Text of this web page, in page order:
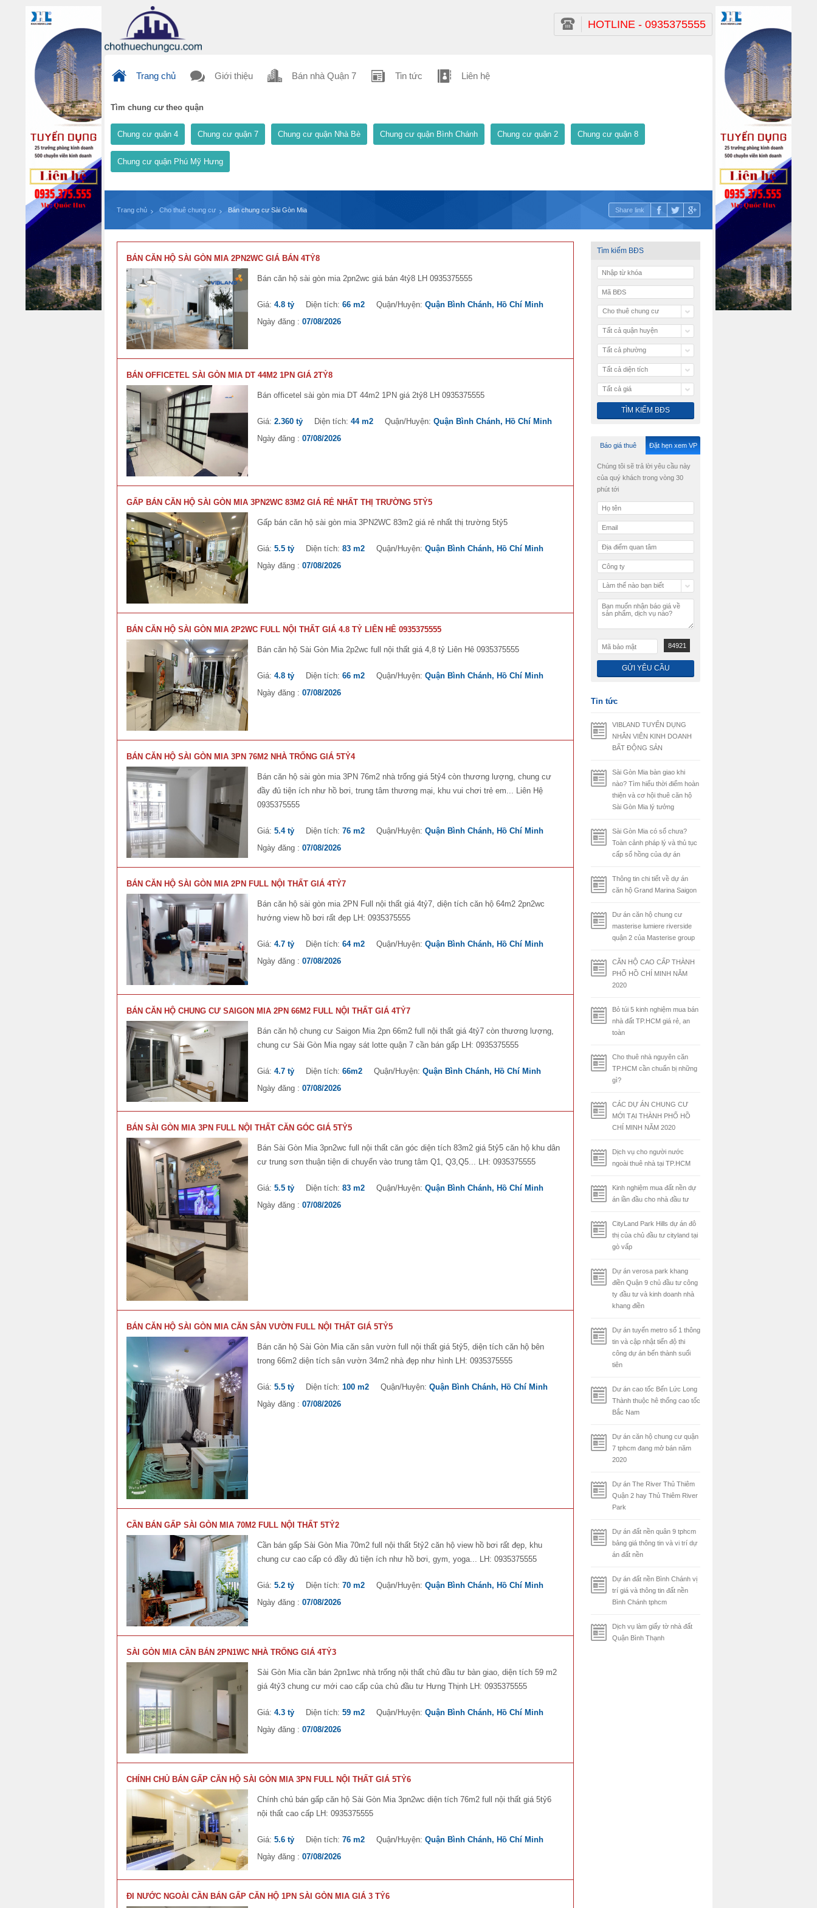
HOTLINE - 0935375555
Trang chủ Giới thiệu Bán nhà Quận 7 Tin tức Liên hệ
Tìm chung cư theo quận
Chung cư quận 4 Chung cư quận 7 Chung cư quận Nhà Bè Chung cư quận Bình Chánh Chung cư quận 2 Chung cư quận 8
Chung cư quận Phú Mỹ Hưng
Trang chủ Cho thuê chung cư Bán chung cư Sài Gòn Mia Share link
BÁN CĂN HỘ SÀI GÒN MIA 2PN2WC GIÁ BÁN 4TỶ8
Bán căn hộ sài gòn mia 2pn2wc giá bán 4tỷ8 LH 0935375555
Giá: 4.8 tỷ Diện tích: 66 m2 Quận/Huyện: Quận Bình Chánh, Hồ Chí Minh
Ngày đăng : 07/08/2026
BÁN OFFICETEL SÀI GÒN MIA DT 44M2 1PN GIÁ 2TỶ8
Bán officetel sài gòn mia DT 44m2 1PN giá 2tỷ8 LH 0935375555
Giá: 2.360 tỷ Diện tích: 44 m2 Quận/Huyện: Quận Bình Chánh, Hồ Chí Minh
Ngày đăng : 07/08/2026
GẤP BÁN CĂN HỘ SÀI GÒN MIA 3PN2WC 83M2 GIÁ RẺ NHẤT THỊ TRƯỜNG 5TỶ5
Gấp bán căn hộ sài gòn mia 3PN2WC 83m2 giá rẻ nhất thị trường 5tỷ5
Giá: 5.5 tỷ Diện tích: 83 m2 Quận/Huyện: Quận Bình Chánh, Hồ Chí Minh
Ngày đăng : 07/08/2026
BÁN CĂN HỘ SÀI GÒN MIA 2P2WC FULL NỘI THẤT GIÁ 4.8 TỶ LIÊN HÊ 0935375555
Bán căn hộ Sài Gòn Mia 2p2wc full nội thất giá 4,8 tỷ Liên Hê 0935375555
Giá: 4.8 tỷ Diện tích: 66 m2 Quận/Huyện: Quận Bình Chánh, Hồ Chí Minh
Ngày đăng : 07/08/2026
BÁN CĂN HỘ SÀI GÒN MIA 3PN 76M2 NHÀ TRỐNG GIÁ 5TỶ4
Bán căn hộ sài gòn mia 3PN 76m2 nhà trống giá 5tỷ4 còn thương lượng, chung cư
đầy đủ tiện ích như hồ bơi, trung tâm thương mại, khu vui chơi trẻ em... Liên Hệ
0935375555
Giá: 5.4 tỷ Diện tích: 76 m2 Quận/Huyện: Quận Bình Chánh, Hồ Chí Minh
Ngày đăng : 07/08/2026
BÁN CĂN HỘ SÀI GÒN MIA 2PN FULL NỘI THẤT GIÁ 4TỶ7
Bán căn hộ sài gòn mia 2PN Full nội thất giá 4tỷ7, diện tích căn hộ 64m2 2pn2wc
hướng view hồ bơi rất đẹp LH: 0935375555
Giá: 4.7 tỷ Diện tích: 64 m2 Quận/Huyện: Quận Bình Chánh, Hồ Chí Minh
Ngày đăng : 07/08/2026
BÁN CĂN HỘ CHUNG CƯ SAIGON MIA 2PN 66M2 FULL NỘI THẤT GIÁ 4TỶ7
Bán căn hộ chung cư Saigon Mia 2pn 66m2 full nội thất giá 4tỷ7 còn thương lượng,
chung cư Sài Gòn Mia ngay sát lotte quận 7 cần bán gấp LH: 0935375555
Giá: 4.7 tỷ Diện tích: 66m2 Quận/Huyện: Quận Bình Chánh, Hồ Chí Minh
Ngày đăng : 07/08/2026
BÁN SÀI GÒN MIA 3PN FULL NỘI THẤT CĂN GÓC GIÁ 5TỶ5
Bán Sài Gòn Mia 3pn2wc full nội thất căn góc diện tích 83m2 giá 5tỷ5 căn hộ khu dân
cư trung sơn thuận tiện di chuyển vào trung tâm Q1, Q3,Q5... LH: 0935375555
Giá: 5.5 tỷ Diện tích: 83 m2 Quận/Huyện: Quận Bình Chánh, Hồ Chí Minh
Ngày đăng : 07/08/2026
BÁN CĂN HỘ SÀI GÒN MIA CĂN SÂN VƯỜN FULL NỘI THẤT GIÁ 5TỶ5
Bán căn hộ Sài Gòn Mia căn sân vườn full nội thất giá 5tỷ5, diện tích căn hộ bên
trong 66m2 diện tích sân vườn 34m2 nhà đẹp như hình LH: 0935375555
Giá: 5.5 tỷ Diện tích: 100 m2 Quận/Huyện: Quận Bình Chánh, Hồ Chí Minh
Ngày đăng : 07/08/2026
CẦN BÁN GẤP SÀI GÒN MIA 70M2 FULL NỘI THẤT 5TỶ2
Cần bán gấp Sài Gòn Mia 70m2 full nội thất 5tỷ2 căn hộ view hồ bơi rất đẹp, khu
chung cư cao cấp có đầy đủ tiện ích như hồ bơi, gym, yoga... LH: 0935375555
Giá: 5.2 tỷ Diện tích: 70 m2 Quận/Huyện: Quận Bình Chánh, Hồ Chí Minh
Ngày đăng : 07/08/2026
SÀI GÒN MIA CẦN BÁN 2PN1WC NHÀ TRỐNG GIÁ 4TỶ3
Sài Gòn Mia cần bán 2pn1wc nhà trống nội thất chủ đầu tư bàn giao, diện tích 59 m2
giá 4tỷ3 chung cư mới cao cấp của chủ đầu tư Hưng Thịnh LH: 0935375555
Giá: 4.3 tỷ Diện tích: 59 m2 Quận/Huyện: Quận Bình Chánh, Hồ Chí Minh
Ngày đăng : 07/08/2026
CHÍNH CHỦ BÁN GẤP CĂN HỘ SÀI GÒN MIA 3PN FULL NỘI THẤT GIÁ 5TỶ6
Chính chủ bán gấp căn hộ Sài Gòn Mia 3pn2wc diện tích 76m2 full nội thất giá 5tỷ6
nội thất cao cấp LH: 0935375555
Giá: 5.6 tỷ Diện tích: 76 m2 Quận/Huyện: Quận Bình Chánh, Hồ Chí Minh
Ngày đăng : 07/08/2026
ĐI NƯỚC NGOÀI CẦN BÁN GẤP CĂN HỘ 1PN SÀI GÒN MIA GIÁ 3 TỶ6
Tìm kiếm BĐS
Cho thuê chung cư
Tất cả quận huyện
Tất cả phường
Tất cả diện tích
Tất cả giá
Báo giá thuê Đặt hẹn xem VP
Chúng tôi sẽ trả lời yêu cầu này
của quý khách trong vòng 30
phút tới
Làm thế nào bạn biết
84921
Tin tức
VIBLAND TUYỂN DỤNG
NHÂN VIÊN KINH DOANH
BẤT ĐỘNG SẢN
Sài Gòn Mia bàn giao khi
nào? Tìm hiểu thời điểm hoàn
thiện và cơ hội thuê căn hộ
Sài Gòn Mia lý tưởng
Sài Gòn Mia có sổ chưa?
Toàn cảnh pháp lý và thủ tục
cấp sổ hồng của dự án
Thông tin chi tiết về dự án
căn hộ Grand Marina Saigon
Dư án căn hộ chung cư
masterise lumiere riverside
quận 2 của Masterise group
CĂN HỘ CAO CẤP THÀNH
PHỐ HỒ CHÍ MINH NĂM
2020
Bỏ túi 5 kinh nghiệm mua bán
nhà đất TP.HCM giá rẻ, an
toàn
Cho thuê nhà nguyên căn
TP.HCM cần chuẩn bị những
gì?
CÁC DỰ ÁN CHUNG CƯ
MỚI TẠI THÀNH PHỐ HỒ
CHÍ MINH NĂM 2020
Dịch vụ cho người nước
ngoài thuê nhà tại TP.HCM
Kinh nghiệm mua đất nền dự
án lần đầu cho nhà đầu tư
CityLand Park Hills dự án đô
thị của chủ đầu tư cityland tại
gò vấp
Dự án verosa park khang
điền Quận 9 chủ đầu tư công
ty đầu tư và kinh doanh nhà
khang điền
Dự án tuyến metro số 1 thông
tin và cập nhật tiến độ thi
công dự án bến thành suối
tiên
Dư án cao tốc Bến Lức Long
Thành thuộc hê thống cao tốc
Bắc Nam
Dự án căn hộ chung cư quận
7 tphcm đang mở bán năm
2020
Dự án The River Thủ Thiêm
Quận 2 hay Thủ Thiêm River
Park
Dự án đất nền quân 9 tphcm
bảng giá thông tin và vi trí dự
án đất nền
Dự án đất nền Bình Chánh vị
trí giá và thông tin đất nền
Bình Chánh tphcm
Dịch vụ làm giấy tờ nhà đất
Quận Bình Thạnh